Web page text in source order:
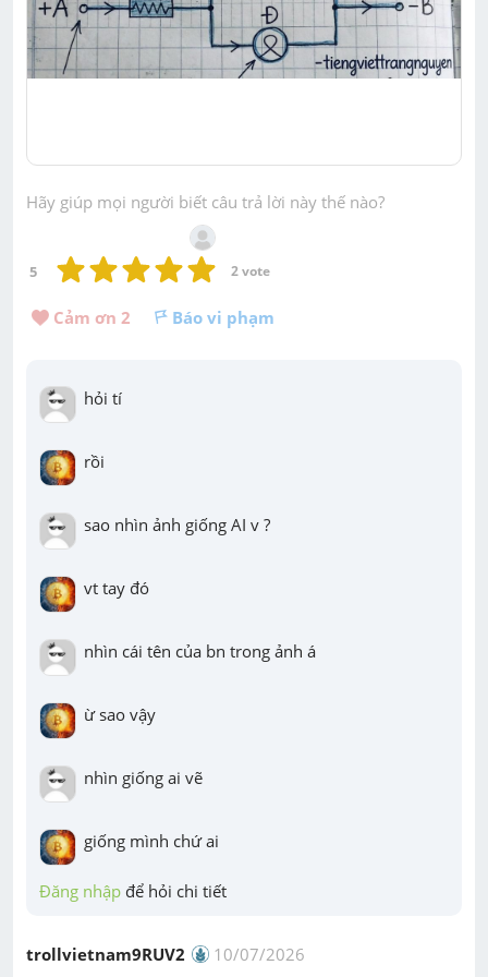
Hãy giúp mọi người biết câu trả lời này thế nào?
5 2 vote
Cảm ơn 2 Báo vi phạm
hỏi tí
rồi
sao nhìn ảnh giống AI v ?
vt tay đó
nhìn cái tên của bn trong ảnh á
ừ sao vậy
nhìn giống ai vẽ
giống mình chứ ai
Đăng nhập để hỏi chi tiết
trollvietnam9RUV2 10/07/2026